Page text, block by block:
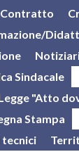
Contratto
Sindacale
"Atto
Stampa